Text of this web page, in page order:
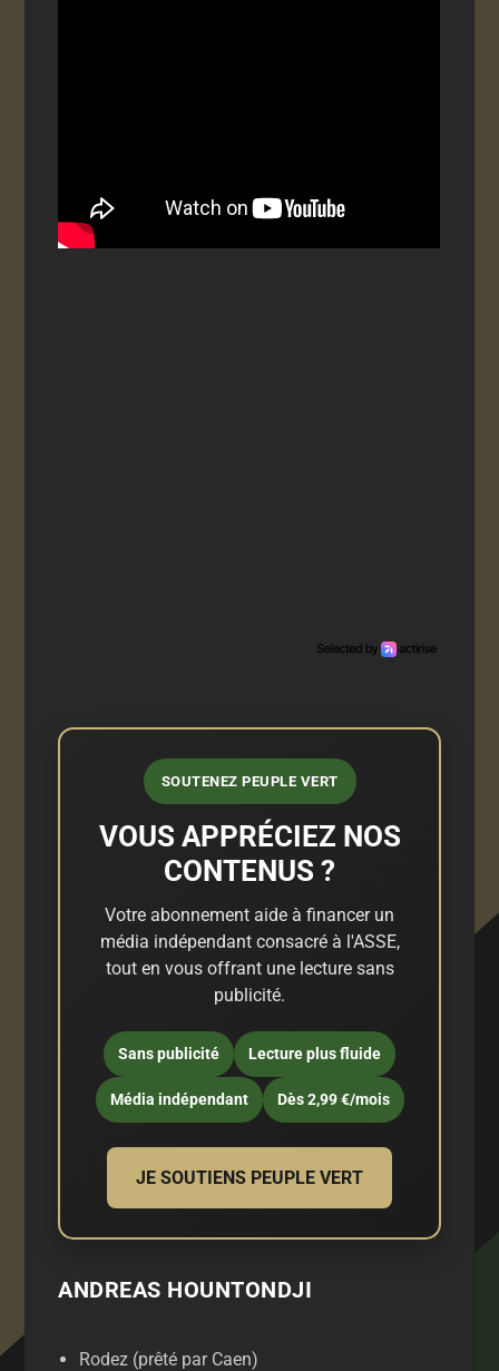
SOUTENEZ PEUPLE VERT
VOUS APPRÉCIEZ NOS
CONTENUS ?
Votre abonnement aide à financer un
média indépendant consacré à l'ASSE,
tout en vous offrant une lecture sans
publicité.
Sans publicité Lecture plus fluide
Média indépendant Dès 2,99 €/mois
JE SOUTIENS PEUPLE VERT
ANDREAS HOUNTONDJI
Rodez (prêté par Caen)